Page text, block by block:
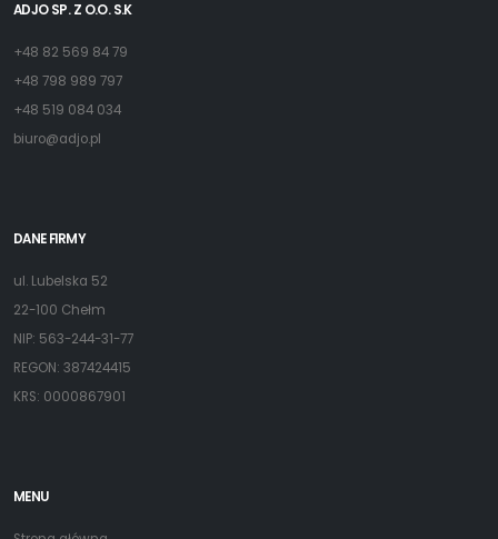
ADJO SP. Z O.O. S.K
+48 82 569 84 79
+48 798 989 797
+48 519 084 034
biuro@adjo.pl
DANE FIRMY
ul. Lubelska 52
22-100 Chełm
NIP: 563-244-31-77
REGON: 387424415
KRS: 0000867901
MENU